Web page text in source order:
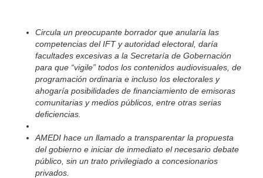
Circula un preocupante borrador que anularía las
competencias del IFT y autoridad electoral, daría
facultades excesivas a la Secretaría de Gobernación
para que “vigile” todos los contenidos audiovisuales, de
programación ordinaria e incluso los electorales y
ahogaría posibilidades de financiamiento de emisoras
comunitarias y medios públicos, entre otras serias
deficiencias.
AMEDI hace un llamado a transparentar la propuesta
del gobierno e iniciar de inmediato el necesario debate
público, sin un trato privilegiado a concesionarios
privados.